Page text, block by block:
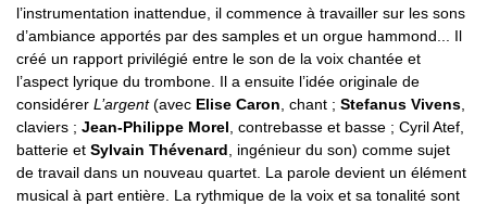
l’instrumentation inattendue, il commence à travailler sur les sons
d’ambiance apportés par des samples et un orgue hammond... Il
créé un rapport privilégié entre le son de la voix chantée et
l’aspect lyrique du trombone. Il a ensuite l’idée originale de
considérer L’argent(avec Elise Caron , chant ; Stefanus Vivens
claviers ; Jean-Philippe Morel , contrebasse et basse ; Cyril Atef,
batterie et Sylvain Thévenard , ingénieur du son) comme sujet
de travail dans un nouveau quartet. La parole devient un élément
musical à part entière. La rythmique de la voix et sa tonalité sont